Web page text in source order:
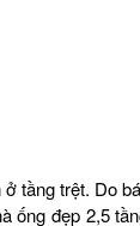
tầng trệt. Do
đẹp 2,5